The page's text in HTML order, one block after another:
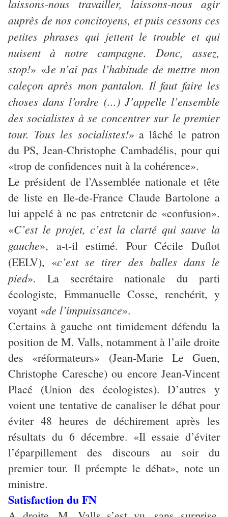
laissons-nous travailler, laissons-nous agir
auprès de nos concitoyens, et puis cessons ces
petites phrases qui jettent le trouble et qui
nuisent à notre campagne. Donc, assez,
stop!» «Je n’ai pas l’habitude de mettre mon
caleçon après mon pantalon. Il faut faire les
choses dans l’ordre (...) J’appelle l’ensemble
des socialistes à se concentrer sur le premier
tour. Tous les socialistes!» a lâché le patron
du PS, Jean-Christophe Cambadélis, pour qui
«trop de confidences nuit à la cohérence».
Le président de l’Assemblée nationale et tête
de liste en Ile-de-France Claude Bartolone a
lui appelé à ne pas entretenir de «confusion».
«C’est le projet, c’est la clarté qui sauve la
gauche», a-t-il estimé. Pour Cécile Duflot
(EELV), «c’est se tirer des balles dans le
pied». La secrétaire nationale du parti
écologiste, Emmanuelle Cosse, renchérit, y
voyant «de l’impuissance».
Certains à gauche ont timidement défendu la
position de M. Valls, notamment à l’aile droite
des «réformateurs» (Jean-Marie Le Guen,
Christophe Caresche) ou encore Jean-Vincent
Placé (Union des écologistes). D’autres y
voient une tentative de canaliser le débat pour
éviter 48 heures de déchirement après les
résultats du 6 décembre. «Il essaie d’éviter
l’éparpillement des discours au soir du
premier tour. Il préempte le débat», note un
ministre.
Satisfaction du FN